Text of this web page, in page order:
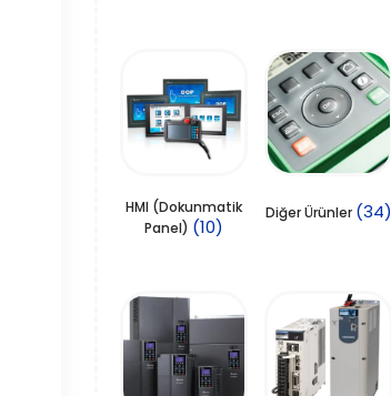
HMI (Dokunmatik
Panel) (10)
Diğer Ürünler (34)